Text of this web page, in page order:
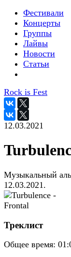
Фестивали
Концерты
Группы
Лайвы
Новости
Статьи
Rock is Fest
12.03.2021
Музыкальный
12.03.2021.
Треклист
Общее время: